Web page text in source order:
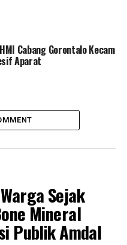
pertama
kemudian dirujuk
penganan
“Wolo Utiye” di
Cabang Gorontalo Kecam
Aparat
Sejak
Mineral
Publik Amdal